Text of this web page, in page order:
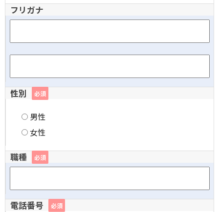
フリガナ
性別 必須
男性
女性
職種 必須
電話番号 必須